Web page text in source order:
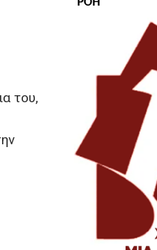
του,